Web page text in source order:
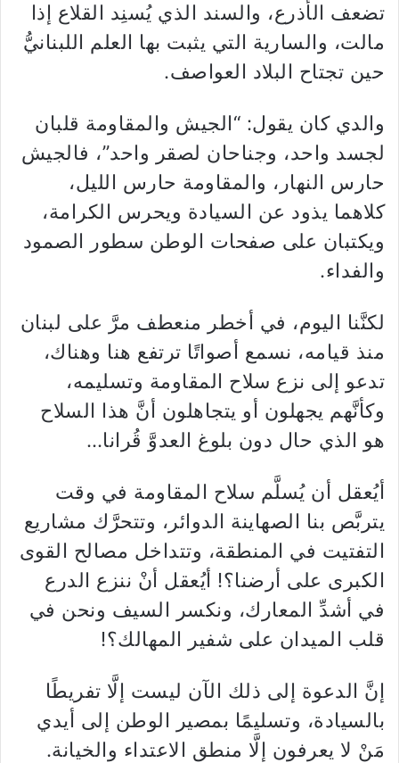
تضعف الأذرع، والسند الذي يُسنِد القلاع إذا
مالت، والسارية التي يثبت بها العلم اللبنانيُّ
حين تجتاح البلاد العواصف.
والدي كان يقول: “الجيش والمقاومة قلبان
لجسد واحد، وجناحان لصقر واحد”، فالجيش
حارس النهار، والمقاومة حارس الليل،
كلاهما يذود عن السيادة ويحرس الكرامة،
ويكتبان على صفحات الوطن سطور الصمود
والفداء.
لكنَّنا اليوم، في أخطر منعطف مرَّ على لبنان
منذ قيامه، نسمع أصواتًا ترتفع هنا وهناك،
تدعو إلى نزع سلاح المقاومة وتسليمه،
وكأنَّهم يجهلون أو يتجاهلون أنَّ هذا السلاح
هو الذي حال دون بلوغ العدوَّ قُرانا…
أيُعقل أن يُسلَّم سلاح المقاومة في وقت
يتربَّص بنا الصهاينة الدوائر، وتتحرَّك مشاريع
التفتيت في المنطقة، وتتداخل مصالح القوى
الكبرى على أرضنا؟! أيُعقل أنْ ننزع الدرع
في أشدِّ المعارك، ونكسر السيف ونحن في
قلب الميدان على شفير المهالك؟!
إنَّ الدعوة إلى ذلك الآن ليست إلَّا تفريطًا
بالسيادة، وتسليمًا بمصير الوطن إلى أيدي
مَنْ لا يعرفون إلَّا منطق الاعتداء والخيانة.